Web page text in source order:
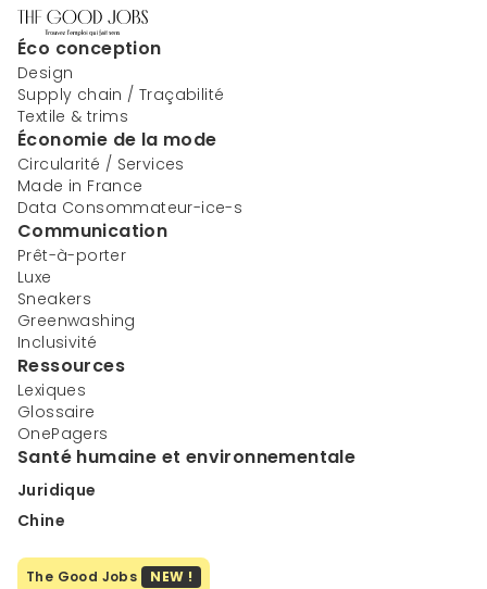
Éco conception
Design
Supply chain / Traçabilité
Textile & trims
Économie de la mode
Circularité / Services
Made in France
Data Consommateur-ice-s
Communication
Prêt-à-porter
Luxe
Sneakers
Greenwashing
Inclusivité
Ressources
Lexiques
Glossaire
OnePagers
Santé humaine et environnementale
Juridique
Chine
The Good Jobs NEW !